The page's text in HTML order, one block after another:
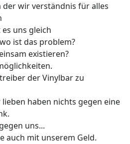
wir verständnis für alles
uns gleich
ist das problem?
existieren?
der Vinylbar zu
haben nichts gegen eine
uns...
auch mit unserem Geld.